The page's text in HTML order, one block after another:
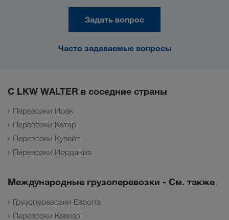
Задать вопрос
Часто задаваемые вопросы
С LKW WALTER в соседние страны
Перевозки Ирак
Перевозки Катар
Перевозки Кувейт
Перевозки Иордания
Международные грузоперевозки - См. также
Грузоперевозки Европа
Перевозки Кавказ